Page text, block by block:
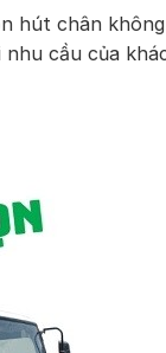
hút chân
cầu của